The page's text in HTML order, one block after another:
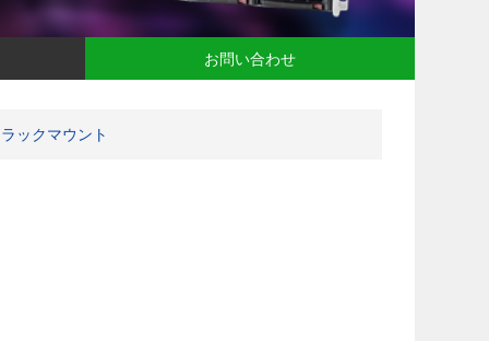
お問い合わせ
ラックマウント